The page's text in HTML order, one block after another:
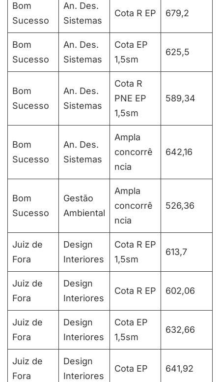
Bom
Sucesso
An. Des.
Sistemas
Cota R EP 679,2
Bom
Sucesso
An. Des.
Sistemas
Cota EP
1,5sm
625,5
Bom
Sucesso
An. Des.
Sistemas
Cota R
PNE EP
1,5sm
589,34
Bom
Sucesso
An. Des.
Sistemas
Ampla
concorrê
ncia
642,16
Bom
Sucesso
Gestão
Ambiental
Ampla
concorrê
ncia
526,36
Juiz de
Fora
Design
Interiores
Cota R EP
1,5sm
613,7
Juiz de
Fora
Design
Interiores
Cota R EP 602,06
Juiz de
Fora
Design
Interiores
Cota EP
1,5sm
632,66
Juiz de
Fora
Design
Interiores
Cota EP 641,92